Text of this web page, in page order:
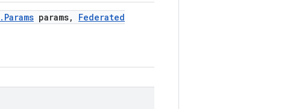
. Params params,
Federated